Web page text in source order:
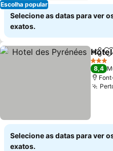
Escolha popular
Selecione as datas para ver
exatos.
3
8,4
Selecione as datas para ver
exatos.